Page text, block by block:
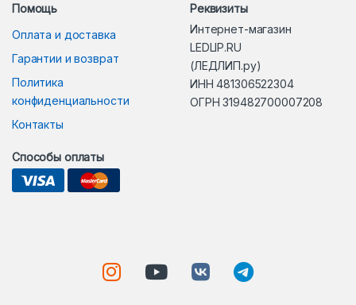
Помощь
Оплата и доставка
Гарантии и возврат
Политика
конфиденциальности
Контакты
Реквизиты
Интернет-магазин
LEDLIP.RU
(ЛЕДЛИП.ру)
ИНН 481306522304
ОГРН 319482700007208
Способы оплаты